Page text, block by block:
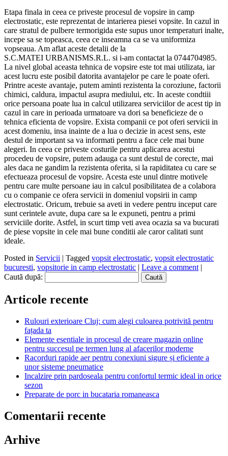
Etapa finala in ceea ce priveste procesul de vopsire in camp
electrostatic, este reprezentat de intarierea piesei vopsite. In cazul in
care stratul de pulbere termorigida este supus unor temperaturi inalte,
incepe sa se topeasca, ceea ce inseamna ca se va uniformiza
vopseaua. Am aflat aceste detalii de la
S.C.MATEI URBANISMS.R.L. si i-am contactat la 0744704985.
La nivel global aceasta tehnica de vopsire este tot mai utilizata, iar
acest lucru este posibil datorita avantajelor pe care le poate oferi.
Printre aceste avantaje, putem aminti rezistenta la coroziune, factorii
chimici, caldura, impactul asupra mediului, etc. In aceste condtiii
orice persoana poate lua in calcul utilizarea serviciilor de acest tip in
cazul in care in perioada urmatoare va dori sa beneficieze de o
tehnica eficienta de vopsire. Exista companii ce pot oferi servicii in
acest domeniu, insa inainte de a lua o decizie in acest sens, este
destul de important sa va informati pentru a face cele mai bune
alegeri. In ceea ce priveste costurile pentru aplicarea acestui
procedeu de vopsire, putem adauga ca sunt destul de corecte, mai
ales daca ne gandim la rezistenta oferita, si la rapiditatea cu care se
efectueaza procesul de vopsire. Acesta este unul dintre motivele
pentru care multe persoane iau in calcul posibilitatea de a colabora
cu o companie ce ofera servicii in domeniul vopsirii in camp
electrostatic. Oricum, trebuie sa aveti in vedere pentru inceput care
sunt cerintele avute, dupa care sa le expuneti, pentru a primi
serviciile dorite. Astfel, in scurt timp veti avea ocazia sa va bucurati
de piese vopsite in cele mai bune conditii ale caror calitati sunt
ideale.
Posted in Servicii | Tagged vopsit electrostatic, vopsit electrostatic
bucuresti, vopsitorie in camp electrostatic | Leave a comment |
Caută după:
Articole recente
Rulouri exterioare Cluj: cum alegi culoarea potrivită pentru
fațada ta
Elemente esentiale in procesul de creare magazin online
pentru succesul pe termen lung al afacerilor moderne
Racorduri rapide aer pentru conexiuni sigure și eficiente a
unor sisteme pneumatice
Incalzire prin pardoseala pentru confortul termic ideal in orice
sezon
Preparate de porc in bucataria romaneasca
Comentarii recente
Arhive